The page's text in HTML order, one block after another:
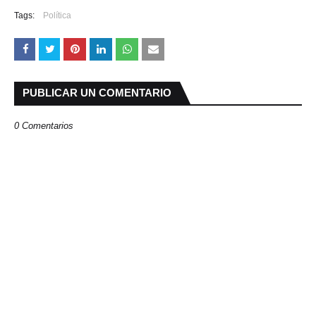
Tags: Política
PUBLICAR UN COMENTARIO
0 Comentarios